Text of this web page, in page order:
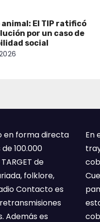
El TIP ratificó
por un caso de
social
en forma directa
100.000
de
folklore,
Contacto es
Además es
En